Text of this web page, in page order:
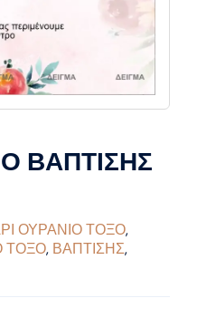
ΒΑΠΤΙΣΗΣ
ΟΥΡΑΝΙΟ ΤΟΞΟ,
ΤΟΞΟ, ΒΑΠΤΙΣΗΣ,